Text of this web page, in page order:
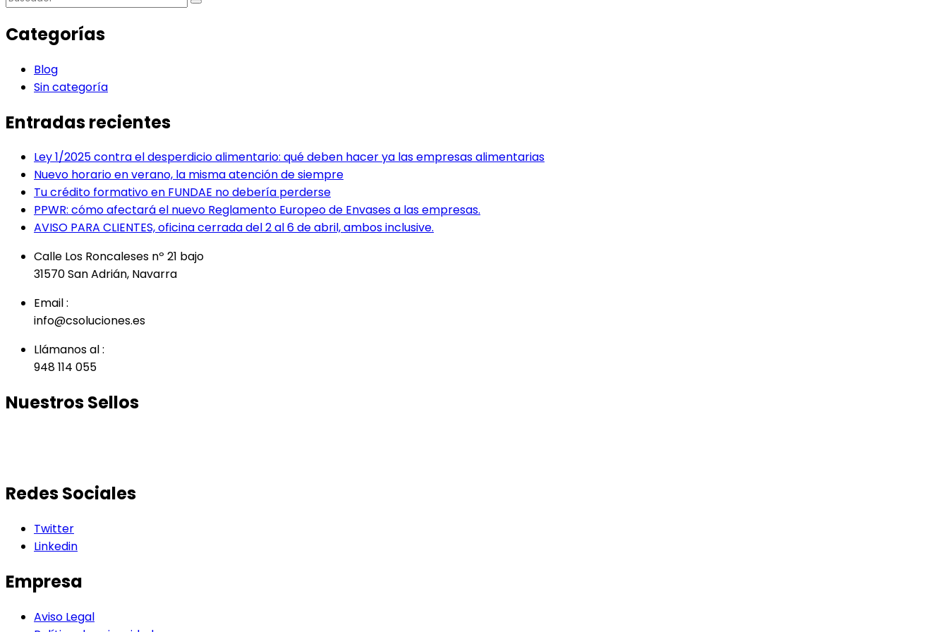
Categorías
Blog
Sin categoría
Entradas recientes
Ley 1/2025 contra el desperdicio alimentario: qué deben hacer ya las empresas alimentarias
Nuevo horario en verano, la misma atención de siempre
Tu crédito formativo en FUNDAE no debería perderse
PPWR: cómo afectará el nuevo Reglamento Europeo de Envases a las empresas.
AVISO PARA CLIENTES, oficina cerrada del 2 al 6 de abril, ambos inclusive.
Calle Los Roncaleses nº 21 bajo
31570 San Adrián, Navarra
Email :
info@csoluciones.es
Llámanos al :
948 114 055
Nuestros Sellos
Redes Sociales
Twitter
Linkedin
Empresa
Aviso Legal